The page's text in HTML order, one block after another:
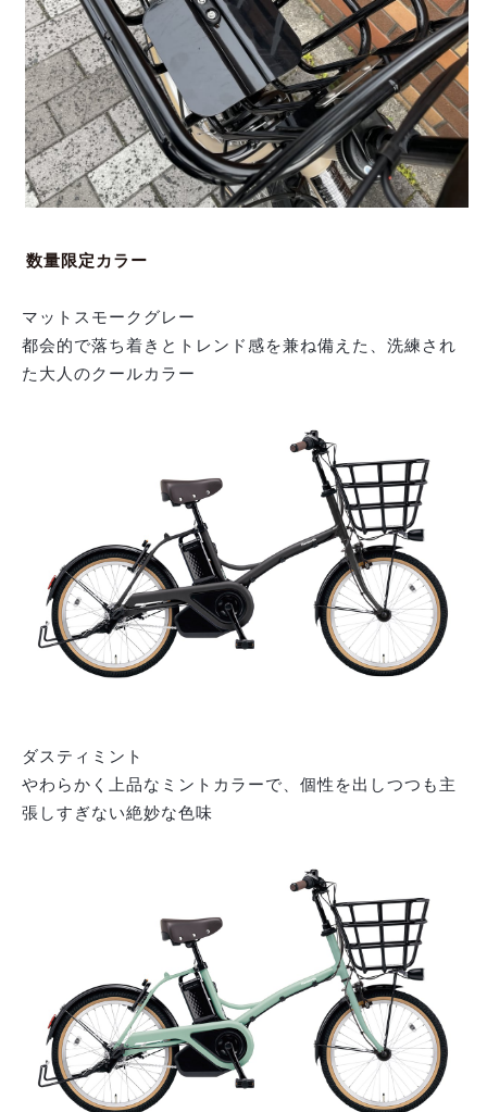
数量限定カラー
マットスモークグレー
都会的で落ち着きとトレンド感を兼ね備えた、洗練され
た大人のクールカラー
ダスティミント
やわらかく上品なミントカラーで、個性を出しつつも主
張しすぎない絶妙な色味